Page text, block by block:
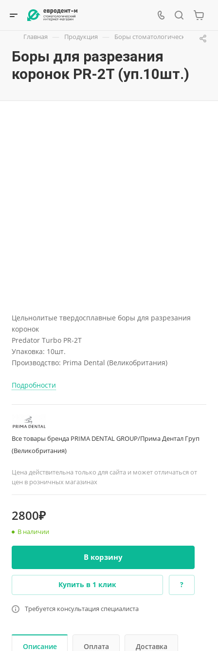
Главная — Продукция — Боры стоматологические —
Боры для разрезания
коронок PR-2T (уп.10шт.)
Цельнолитые твердосплавные боры для разрезания
коронок
Predator Turbo PR-2T
Упаковка: 10шт.
Производство: Prima Dental (Великобритания)
Подробности
Все товары бренда PRIMA DENTAL GROUP/Прима Дентал Груп
(Великобритания)
Цена действительна только для сайта и может отличаться от
цен в розничных магазинах
2800₽
В наличии
В корзину
Купить в 1 клик ?
Требуется консультация специалиста
Описание Оплата Доставка